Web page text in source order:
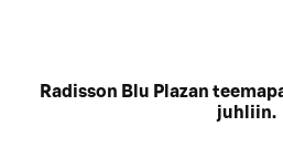
Radisson Blu Plazan
juhliin.